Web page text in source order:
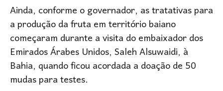
Ainda, conforme o governador, as tratativas para
a produção da fruta em território baiano
começaram durante a visita do embaixador dos
Emirados Árabes Unidos, Saleh Alsuwaidi, à
Bahia, quando ficou acordada a doação de 50
mudas para testes.